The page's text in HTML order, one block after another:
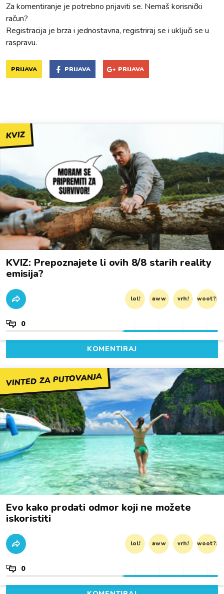
Za komentiranje je potrebno prijaviti se. Nemaš korisnički
račun?
Registracija je brza i jednostavna, registriraj se i uključi se u
raspravu.
PRIJAVA PRIJAVA PRIJAVA
KVIZ
KVIZ: Prepoznajete li ovih 8/8 starih reality
emisija?
lol! aww vrh! woot?!
0
KOMENTIRAJ
VINTED ZA PUTOVANJA
Evo kako prodati odmor koji ne možete
iskoristiti
lol! aww vrh! woot?!
0